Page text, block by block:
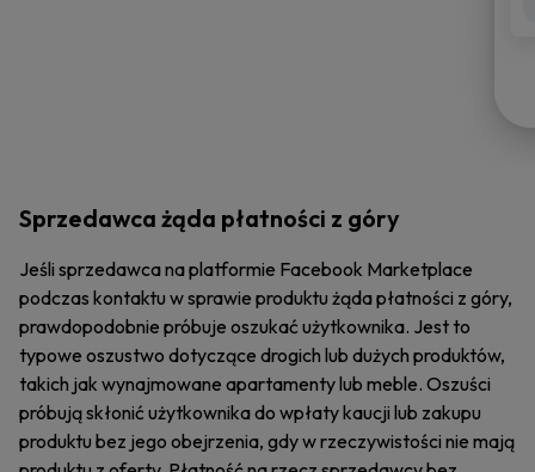
Sprzedawca żąda płatności z góry
Jeśli sprzedawca na platformie Facebook Marketplace
podczas kontaktu w sprawie produktu żąda płatności z góry,
prawdopodobnie próbuje oszukać użytkownika. Jest to
typowe oszustwo dotyczące drogich lub dużych produktów,
takich jak wynajmowane apartamenty lub meble. Oszuści
próbują skłonić użytkownika do wpłaty kaucji lub zakupu
produktu bez jego obejrzenia, gdy w rzeczywistości nie mają